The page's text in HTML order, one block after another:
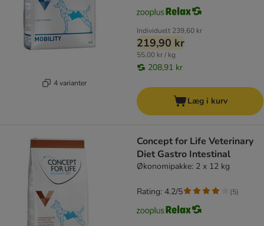
4 varianter
Individuelt 239,60 kr
219,90 kr
55,00 kr / kg
208,91 kr
Læg i kurv
Concept for Life Veterinary
Diet Gastro Intestinal
Økonomipakke: 2 x 12 kg
Rating: 4.2/5 (5)